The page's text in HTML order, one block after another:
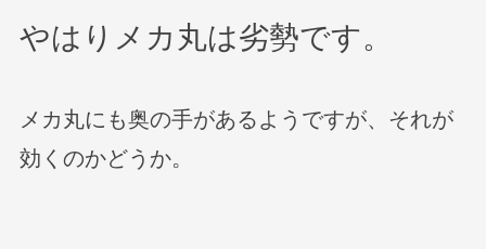
やはりメカ丸は劣勢です。
メカ丸にも奥の手があるようですが、それが
効くのかどうか。